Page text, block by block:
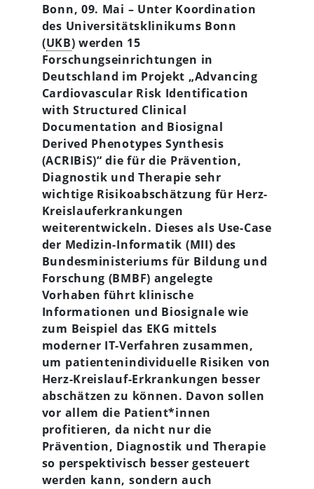
Bonn, 09. Mai – Unter Koordination
des Universitätsklinikums Bonn
(UKB) werden 15
Forschungseinrichtungen in
Deutschland im Projekt „Advancing
Cardiovascular Risk Identification
with Structured Clinical
Documentation and Biosignal
Derived Phenotypes Synthesis
(ACRIBiS)“ die für die Prävention,
Diagnostik und Therapie sehr
wichtige Risikoabschätzung für Herz-
Kreislauferkrankungen
weiterentwickeln. Dieses als Use-Case
der Medizin-Informatik (MII) des
Bundesministeriums für Bildung und
Forschung (BMBF) angelegte
Vorhaben führt klinische
Informationen und Biosignale wie
zum Beispiel das EKG mittels
moderner IT-Verfahren zusammen,
um patientenindividuelle Risiken von
Herz-Kreislauf-Erkrankungen besser
abschätzen zu können. Davon sollen
vor allem die Patient*innen
profitieren, da nicht nur die
Prävention, Diagnostik und Therapie
so perspektivisch besser gesteuert
werden kann, sondern auch